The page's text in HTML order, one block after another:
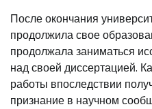
После окончания
продолжила свое
продолжала заниматься
над своей диссертацией.
работы впоследствии
признание в научном